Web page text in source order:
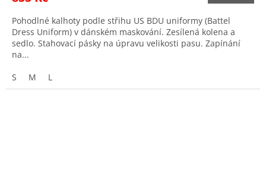
Pohodlné kalhoty podle střihu US BDU uniformy (Battel
Dress Uniform) v dánském maskování. Zesílená kolena a
sedlo. Stahovací pásky na úpravu velikosti pasu. Zapínání
na...
S
M L